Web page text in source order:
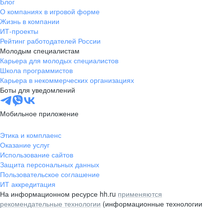
О компаниях в игровой форме
Жизнь в компании
ИТ-проекты
Рейтинг работодателей России
Молодым специалистам
Карьера для молодых специалистов
Школа программистов
Карьера в некоммерческих организациях
Боты для уведомлений
Мобильное приложение
Этика и комплаенс
Оказание услуг
Использование сайтов
Защита персональных данных
Пользовательское соглашение
ИТ аккредитация
На информационном ресурсе hh.ru применяются
рекомендательные технологии (информационные технологии